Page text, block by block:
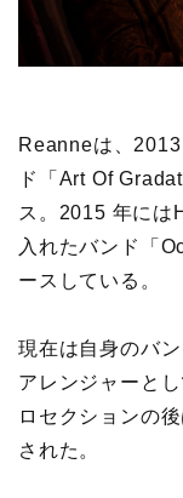
Reanneは、
ド「Art Of
ス。2015 年には
入れたバンド「
ースしている。
現在は自身のバ
アレンジャーと
ロセクションの
された。